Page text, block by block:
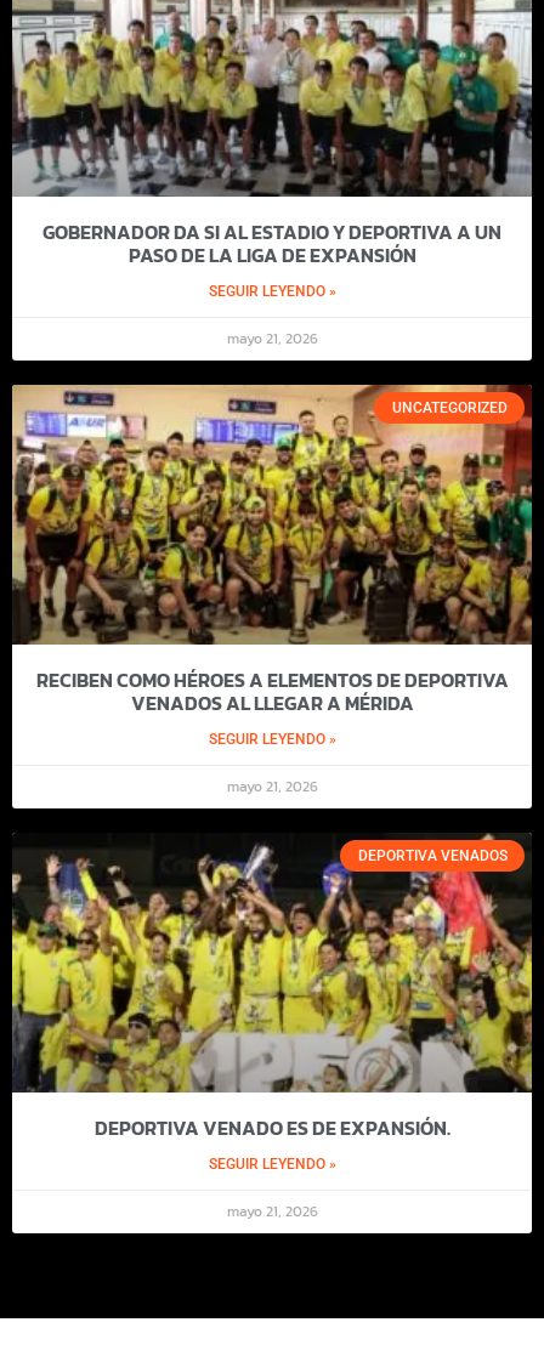
GOBERNADOR DA SI AL ESTADIO Y DEPORTIVA A UN
PASO DE LA LIGA DE EXPANSIÓN
SEGUIR LEYENDO »
mayo 21, 2026
UNCATEGORIZED
RECIBEN COMO HÉROES A ELEMENTOS DE DEPORTIVA
VENADOS AL LLEGAR A MÉRIDA
SEGUIR LEYENDO »
mayo 21, 2026
DEPORTIVA VENADOS
DEPORTIVA VENADO ES DE EXPANSIÓN.
SEGUIR LEYENDO »
mayo 21, 2026